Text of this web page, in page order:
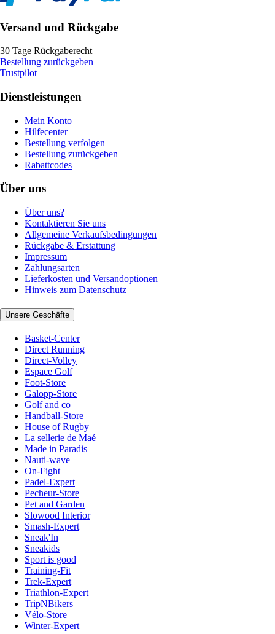
Versand und Rückgabe
30 Tage Rückgaberecht
Bestellung zurückgeben
Trustpilot
Dienstleistungen
Mein Konto
Hilfecenter
Bestellung verfolgen
Bestellung zurückgeben
Rabattcodes
Über uns
Über uns?
Kontaktieren Sie uns
Allgemeine Verkaufsbedingungen
Rückgabe & Erstattung
Impressum
Zahlungsarten
Lieferkosten und Versandoptionen
Hinweis zum Datenschutz
Unsere Geschäfte
Basket-Center
Direct Running
Direct-Volley
Espace Golf
Foot-Store
Galopp-Store
Golf and co
Handball-Store
House of Rugby
La sellerie de Maé
Made in Paradis
Nauti-wave
On-Fight
Padel-Expert
Pecheur-Store
Pet and Garden
Slowood Interior
Smash-Expert
Sneak'In
Sneakids
Sport is good
Training-Fit
Trek-Expert
Triathlon-Expert
TripNBikers
Vélo-Store
Winter-Expert